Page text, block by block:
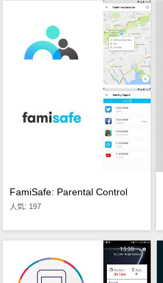
FamiSafe: Parental Control
人気: 197